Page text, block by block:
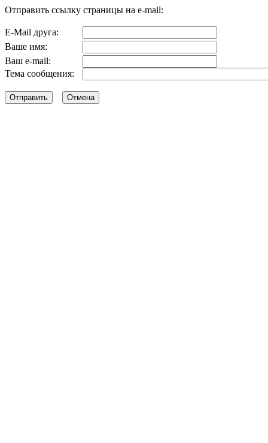
Отправить ссылку страницы на e-mail:
E-Mail друга:
Ваше имя:
Ваш e-mail:
Тема сообщения: